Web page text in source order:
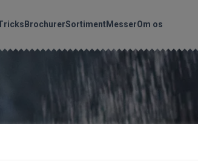
BrochurerSortimentMesserOm os
Søgprodukter
BC Catering A/S
favoritter!
gå tabt! Opret en profil nu og start din
af favoritopskrifter eller produkter.